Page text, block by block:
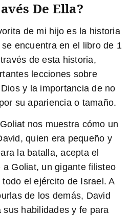
De Ella?
de mi hijo es la historia
encuentra en el libro de 1
de esta historia,
lecciones sobre
y la importancia de no
su apariencia o tamaño.
nos muestra cómo un
quien era pequeño y
la batalla, acepta el
Goliat, un gigante filisteo
el ejército de Israel. A
de los demás, David
habilidades y fe para